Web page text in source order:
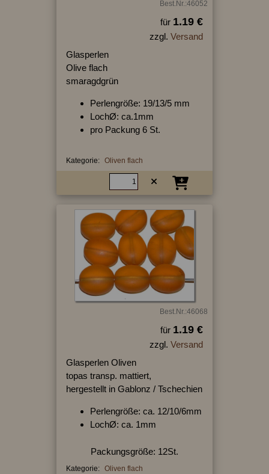
Best.Nr.:46052
für 1.19 €
zzgl. Versand
Glasperlen
Olive flach
smaragdgrün
Perlengröße: 19/13/5 mm
LochØ: ca.1mm
pro Packung 6 St.
Kategorie: Oliven flach
Best.Nr.:46068
für 1.19 €
zzgl. Versand
Glasperlen Oliven
topas transp. mattiert,
hergestellt in Gablonz / Tschechien
Perlengröße: ca. 12/10/6mm
LochØ: ca. 1mm
Packungsgröße: 12St.
Kategorie: Oliven flach